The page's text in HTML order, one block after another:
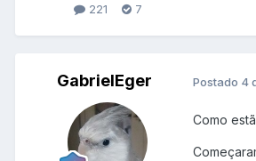
221 7
GabrielEger Postado 4
Como